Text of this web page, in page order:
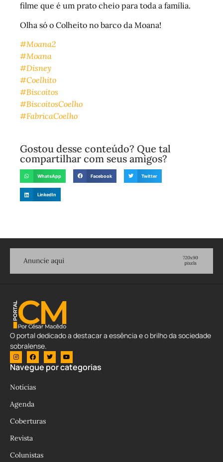
filme que é um prato cheio para toda a família.
Olha só o Colheito no barco da Moana!
#Moana2
#Moana
#Disney
#Coelhito
#Biscoitos
#BiscoitosCoelho
#FabricaCoelho
Gostou desse conteúdo? Que tal
compartilhar com seus amigos?
WhatsApp Facebook Twitter
LinkedIn
O portal dedicado a destacar a essência e o brilho da sociedade
sobralense.
Navegue por categorias
Notícias
Agenda
Coberturas
Revista
Colunistas